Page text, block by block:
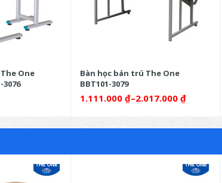
One
3076
Bàn học bán trú The One
BBT101-3079
1.111.000 ₫–2.017.000 ₫